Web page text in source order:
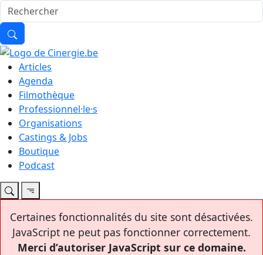
Articles
Agenda
Filmothèque
Professionnel·le·s
Organisations
Castings & Jobs
Boutique
Podcast
Certaines fonctionnalités du site sont désactivées.
JavaScript ne peut pas fonctionner correctement.
Merci d’autoriser JavaScript sur ce domaine.